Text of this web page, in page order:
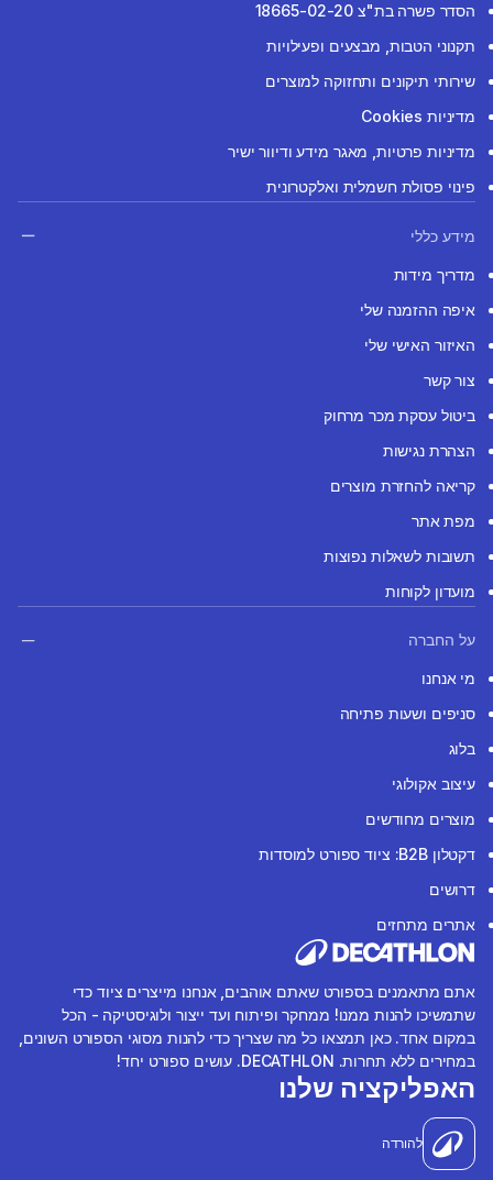
הסדר פשרה בת"צ 18665-02-20
תקנוני הטבות, מבצעים ופעילויות
שירותי תיקונים ותחזוקה למוצרים
מדיניות Cookies
מדיניות פרטיות, מאגר מידע ודיוור ישיר
פינוי פסולת חשמלית ואלקטרונית
מידע כללי
מדריך מידות
איפה ההזמנה שלי
האיזור האישי שלי
צור קשר
ביטול עסקת מכר מרחוק
הצהרת נגישות
קריאה להחזרת מוצרים
מפת אתר
תשובות לשאלות נפוצות
מועדון לקוחות
על החברה
מי אנחנו
סניפים ושעות פתיחה
בלוג
עיצוב אקולוגי
מוצרים מחודשים
דקטלון B2B: ציוד ספורט למוסדות
דרושים
אתרים מתחזים
אתם מתאמנים בספורט שאתם אוהבים, אנחנו מייצרים ציוד כדי
שתמשיכו להנות ממנו! ממחקר ופיתוח ועד ייצור ולוגיסטיקה - הכל
במקום אחד. כאן תמצאו כל מה שצריך כדי להנות מסוגי הספורט השונים,
במחירים ללא תחרות. DECATHLON. עושים ספורט יחד!
האפליקציה שלנו
להורדה